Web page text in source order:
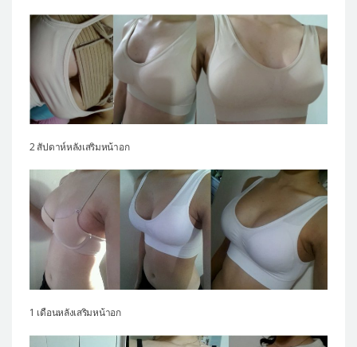
2 สัปดาห์หลังเสริมหน้าอก
1 เดือนหลังเสริมหน้าอก